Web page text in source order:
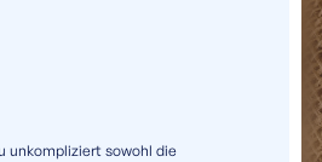
unkompliziert sowohl die